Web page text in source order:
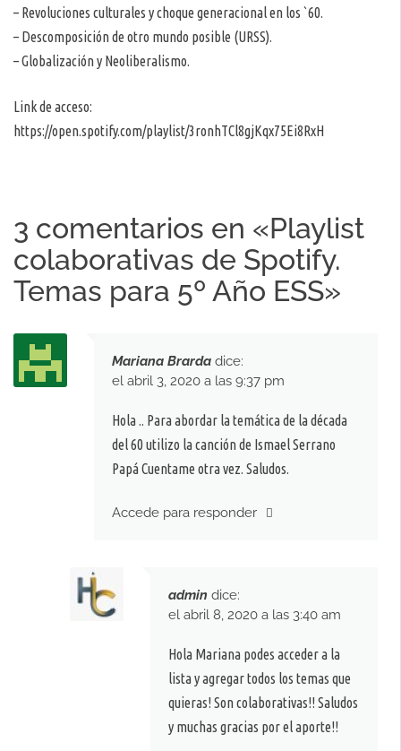
– Revoluciones culturales y choque generacional en los `60.
– Descomposición de otro mundo posible (URSS).
– Globalización y Neoliberalismo.
Link de acceso:
https://open.spotify.com/playlist/3ronhTCl8gjKqx75Ei8RxH
3 comentarios en «Playlist
colaborativas de Spotify.
Temas para 5º Año ESS»
Mariana Brarda dice:
el abril 3, 2020 a las 9:37 pm
Hola .. Para abordar la temática de la década
del 60 utilizo la canción de Ismael Serrano
Papá Cuentame otra vez. Saludos.
Accede para responder
admin dice:
el abril 8, 2020 a las 3:40 am
Hola Mariana podes acceder a la
lista y agregar todos los temas que
quieras! Son colaborativas!! Saludos
y muchas gracias por el aporte!!